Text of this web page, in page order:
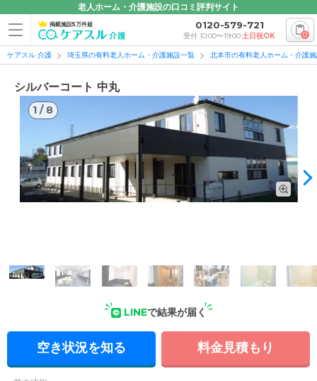
老人ホーム・介護施設の口コミ評判サイト
掲載施設5万件超 0120-579-721
受付 10:00〜19:00土日祝OK 0
ケアスル 介護 埼玉県の有料老人ホーム・介護施設一覧 北本市の有料老人ホーム・介護
シルバーコート 中丸
1 / 8
LINEで結果が届く
空き状況を知る 料金見積もり